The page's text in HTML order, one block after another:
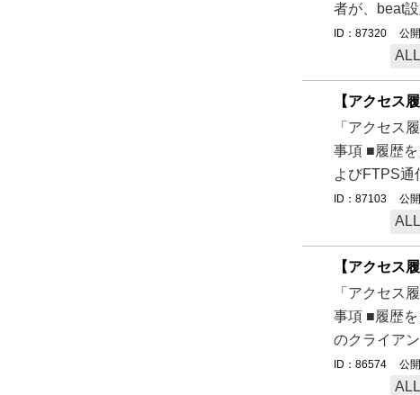
者が、beat
ID：87320
公
ALL
【アクセス
「アクセス
事項 ■履歴
よびFTPS通
ID：87103
公
ALL
【アクセス
「アクセス
事項 ■履歴
のクライア
ID：86574
公
ALL